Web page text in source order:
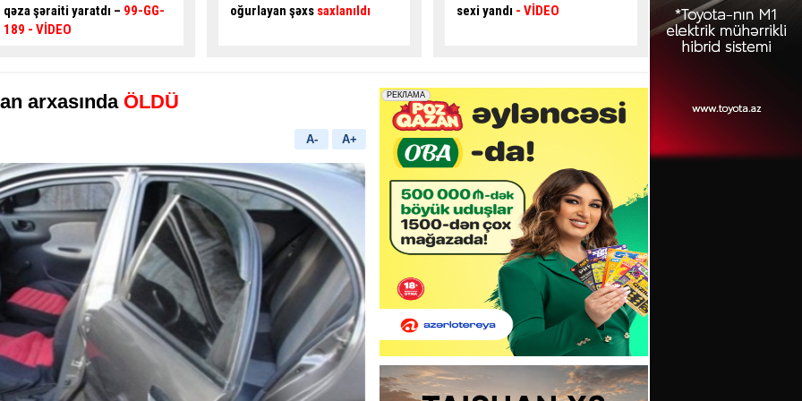
oğurlayan şəxssaxlanıldı
sexi yandı - VİDEO
Sürücü ÖLDÜ
verib,5 nəfər
arxasında ÖLDÜ
A- A+